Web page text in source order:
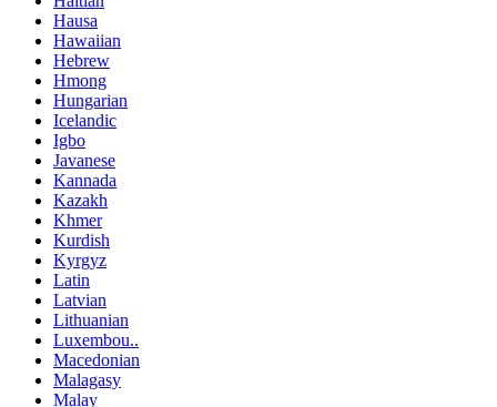
Hausa
Hawaiian
Hebrew
Hmong
Hungarian
Icelandic
Igbo
Javanese
Kannada
Kazakh
Khmer
Kurdish
Kyrgyz
Latin
Latvian
Lithuanian
Luxembou..
Macedonian
Malagasy
Malay